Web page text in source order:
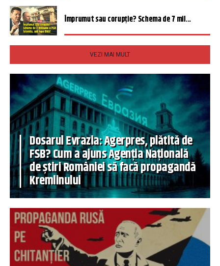
Împrumut sau corupție? Schema de 7 mil...
VEZI MAI MULT
Dosarul Evrazia: Agerpres, plătită de
FSB? Cum a ajuns Agenția Națională
de știri României să facă propagandă
Kremlinului